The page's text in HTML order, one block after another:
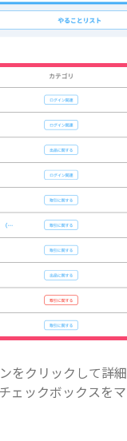
をクリックして詳
ェックボックスを